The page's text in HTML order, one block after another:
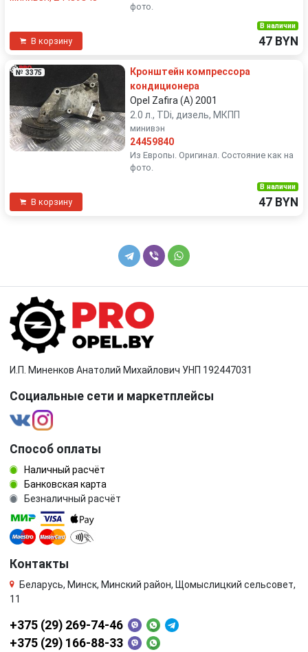
фото.
В корзину
В наличии
47 BYN
№ 3375
Кронштейн компрессора
кондиционера
Opel Zafira (A) 2001
2.0 л., TDi, дизель, МКПП
минивэн
24459840
Из Европы. Оригинал. Состояние как на
фото.
В корзину
В наличии
47 BYN
И.П. Миненков Анатолий Михайлович УНП 192447031
Социальные сети и маркетплейсы
Способ оплаты
Наличный расчёт
Банковская карта
Безналичный расчёт
Контакты
Беларусь, Минск, Минский район, Щомыслицкий сельсовет,
11
+375 (29) 269-74-46
+375 (29) 166-88-33